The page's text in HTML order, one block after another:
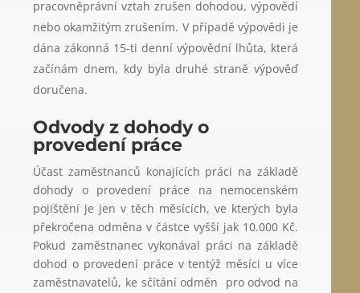
pracovněprávní vztah zrušen dohodou, výpovědí
nebo okamžitým zrušením. V případě výpovědi je
dána zákonná 15-ti denní výpovědní lhůta, která
začínám dnem, kdy byla druhé straně výpověď
doručena.
Odvody z dohody o
provedení práce
Účast zaměstnanců konajících práci na základě
dohody o provedení práce na nemocenském
pojištění je jen v těch měsících, ve kterých byla
překročena odměna v částce vyšší jak 10.000 Kč.
Pokud zaměstnanec vykonával práci na základě
dohod o provedení práce v tentýž měsíci u více
zaměstnavatelů, ke sčítání odměn pro odvod na